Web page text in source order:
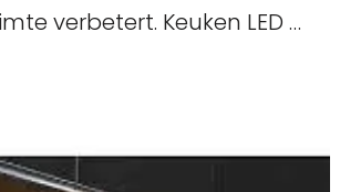
verbetert. Keuken LED …